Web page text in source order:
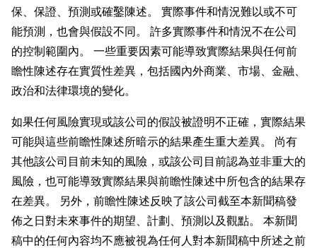
保、保證、預測或確鑿陳述。 實際事件和情況難以或不可
能預測，也會與假設不同。 許多實際事件和情況不在公司
的控制範圍內。 一些重要因素可能導致實際結果與任何前
瞻性陳述存在實質性差異，包括國內外商業、市場、金融、
政治和法律環境的變化。
如果任何風險實現或該公司的假設被證明不正確，實際結果
可能與這些前瞻性陳述所暗示的結果產生重大差異。 尚有
其他該公司目前未知的風險，或該公司目前認為並非重大的
風險，也可能導致實際結果與前瞻性陳述中所包含的結果存
在差異。 另外，前瞻性陳述反映了該公司截至本新聞稿發
佈之日對未來事件的期望、計劃、預測以及觀點。 本新聞
稿中的任何內容均不應被視為任何人對本新聞稿中所述之前